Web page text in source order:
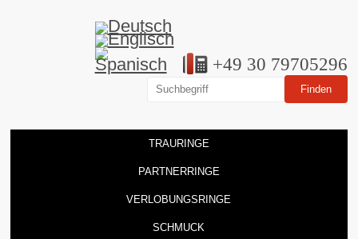
+49 30 79705296
TRAURINGE
PARTNERRINGE
VERLOBUNGSRINGE
SCHMUCK